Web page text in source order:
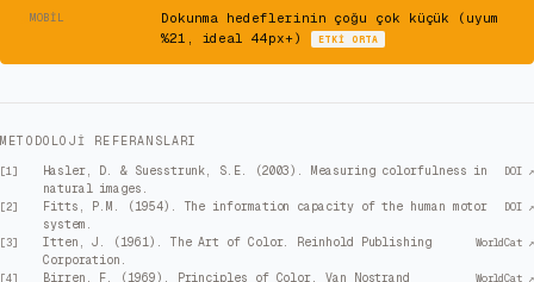
MOBIL
Dokunma hedeflerinin çoğu çok küçük (uyum
%21, ideal 44px+)
ETKI ORTA
METODOLOJI REFERANSLARI
[1]
Hasler, D. & Suesstrunk, S.E. (2003). Measuring colorfulness in
natural images.
DOI ↗
[2]
Fitts, P.M. (1954). The information capacity of the human motor
system.
DOI ↗
[3]
Itten, J. (1961). The Art of Color. Reinhold Publishing
Corporation.
WorldCat ↗
[4] Birren, F. (1969). Principles of Color. Van Nostrand WorldCat ↗